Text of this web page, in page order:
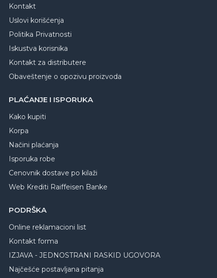
Kontakt
Uslovi korišćenja
Politika Privatnosti
Iskustva korisnika
Kontakt za distributere
Obaveštenje o opozivu proizvoda
PLAĆANJE I ISPORUKA
Kako kupiti
Korpa
Načini plaćanja
Isporuka robe
Cenovnik dostave po kilaži
Web Krediti Raiffeisen Banke
PODRŠKA
Online reklamacioni list
Kontakt forma
IZJAVA - JEDNOSTRANI RASKID UGOVORA
Najčešće postavljana pitanja